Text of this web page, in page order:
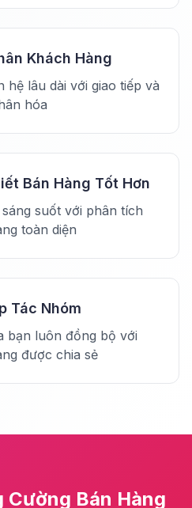
Khách Hàng
hệ lâu dài với giao tiếp và
hóa
Bán Hàng Tốt Hơn
suốt với phân tích
toàn diện
Tác Nhóm
bạn luôn đồng bộ với
được chia sẻ
Cường Bán Hàng